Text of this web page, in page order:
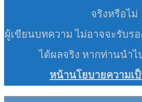
จริงหรือไม่
ผู้เขียนบทความ ไม่อาจจะรับร
ได้ผลจริง หากท่านนำ
หน้านโยบายความเ